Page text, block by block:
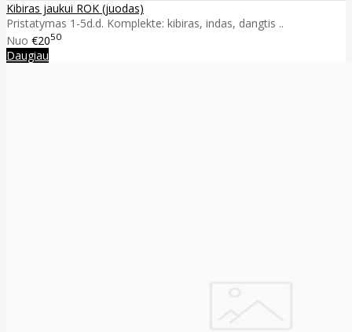
Kibiras jaukui ROK (juodas)
Pristatymas 1-5d.d. Komplekte: kibiras, indas, dangtis ..
Nuo €2050
Daugiau